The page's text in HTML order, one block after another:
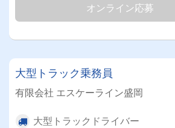
オンライン応募
大型トラック乗務員
有限会社 エスケーライン盛岡
大型トラックドライバー